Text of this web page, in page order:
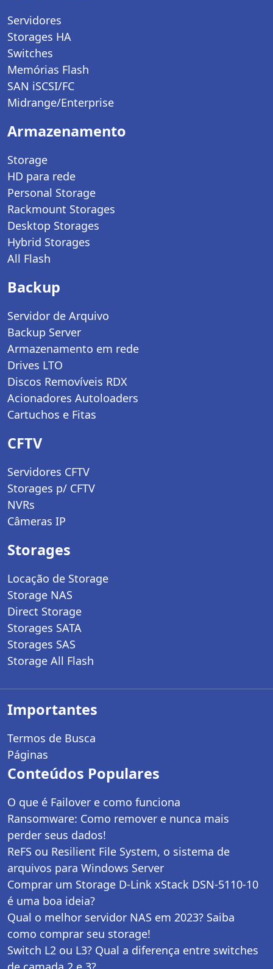
Servidores
Storages HA
Switches
Memórias Flash
SAN iSCSI/FC
Midrange/Enterprise
Armazenamento
Storage
HD para rede
Personal Storage
Rackmount Storages
Desktop Storages
Hybrid Storages
All Flash
Backup
Servidor de Arquivo
Backup Server
Armazenamento em rede
Drives LTO
Discos Removíveis RDX
Acionadores Autoloaders
Cartuchos e Fitas
CFTV
Servidores CFTV
Storages p/ CFTV
NVRs
Câmeras IP
Storages
Locação de Storage
Storage NAS
Direct Storage
Storages SATA
Storages SAS
Storage All Flash
Importantes
Termos de Busca
Páginas
Conteúdos Populares
O que é Failover e como funciona
Ransomware: Como remover e nunca mais
perder seus dados!
ReFS ou Resilient File System, o sistema de
arquivos para Windows Server
Comprar um Storage D-Link xStack DSN-5110-10
é uma boa ideia?
Qual o melhor servidor NAS em 2023? Saiba
como comprar seu storage!
Switch L2 ou L3? Qual a diferença entre switches